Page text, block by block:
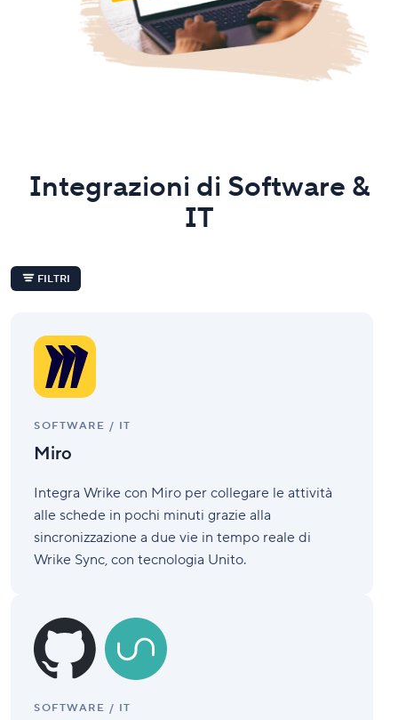
Integrazioni di Software &
IT
FILTRI
SOFTWARE / IT
Miro
Integra Wrike con Miro per collegare le attività
alle schede in pochi minuti grazie alla
sincronizzazione a due vie in tempo reale di
Wrike Sync, con tecnologia Unito.
SOFTWARE / IT